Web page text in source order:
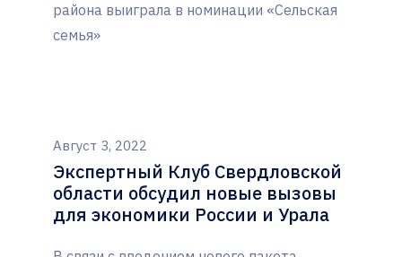
района выиграла в номинации «Сельская
семья»
Август 3, 2022
Экспертный Клуб Свердловской
области обсудил новые вызовы
для экономики России и Урала